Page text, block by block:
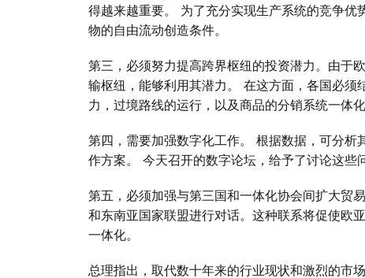
得越来越重要。 为了充分实现生产系统的竞争
物的自由流动创造条件。
第三，必须努力提高跨界枢纽的投资潜力。由于
输枢纽，能够利用其潜力。 在这方面，各国必
力，过境路线的运行，以及商品的分销系统一体化
第四，需要加强数字化工作。 根据数据，可分
作方案。 今天召开的数字论坛，给予了讨论这些
第五，必须加强与第三国和一体化协会间扩大贸
和东南亚国家联盟进行对话。这种联系将促使欧
一体化。
总理指出，取代数十年来的行业现状和激烈的市场